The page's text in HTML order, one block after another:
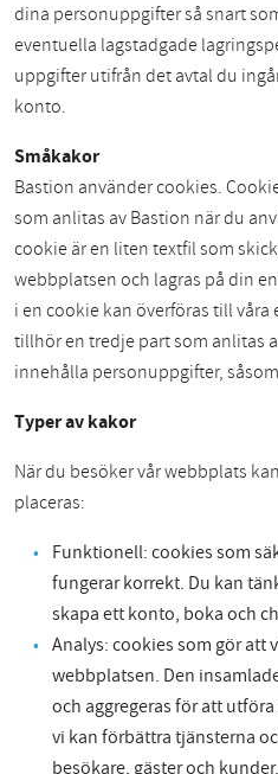
dina personuppgifter så snart
eventuella lagstadgade
uppgifter utifrån det avtal du
konto.
Småkakor
Bastion använder cookies.
som anlitas av Bastion när du
cookie är en liten textfil som
webbplatsen och lagras på din
i en cookie kan överföras till våra
tillhör en tredje part som anlitas
innehålla personuppgifter,
Typer av kakor
När du besöker vår webbplats
placeras:
Funktionell: cookies som
fungerar korrekt. Du kan
skapa ett konto, boka och
Analys: cookies som gör att
webbplatsen. Den
och aggregeras för att
vi kan förbättra tjänsterna
besökare, gäster och kunder.